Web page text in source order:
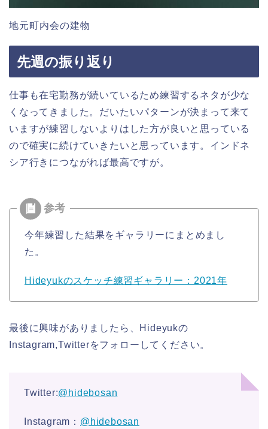
地元町内会の建物
先週の振り返り
仕事も在宅勤務が続いているため練習するネタが少な
くなってきました。だいたいパターンが決まって来て
いますが練習しないよりはした方が良いと思っている
ので確実に続けていきたいと思っています。インドネ
シア行きにつながれば最高ですが。
今年練習した結果をギャラリーにまとめまし
た。
Hideyukのスケッチ練習ギャラリー：2021年
最後に興味がありましたら、Hideyukの
Instagram,Twitterをフォローしてください。
Twitter:@hidebosan
Instagram： @hidebosan